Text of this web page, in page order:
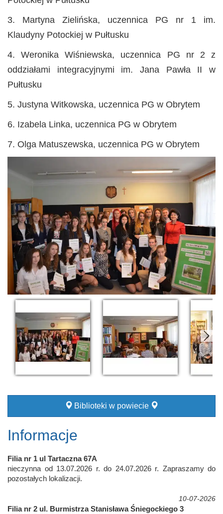
3. Martyna Zielińska, uczennica PG nr 1 im.
Klaudyny Potockiej w Pułtusku
4. Weronika Wiśniewska, uczennica PG nr 2 z
oddziałami integracyjnymi im. Jana Pawła II w
Pułtusku
5. Justyna Witkowska, uczennica PG w Obrytem
6. Izabela Linka, uczennica PG w Obrytem
7. Olga Matuszewska, uczennica PG w Obrytem
Biblioteki w powiecie
Informacje
Filia nr 1 ul Tartaczna 67A
nieczynna od 13.07.2026 r. do 24.07.2026 r. Zapraszamy do
pozostałych lokalizacji.
10-07-2026
Filia nr 2 ul. Burmistrza Stanisława Śniegockiego 3